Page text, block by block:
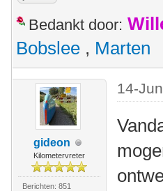
Bedankt door:
Bobslee , Marten
gideon
Kilometervreter
Berichten: 851
14-